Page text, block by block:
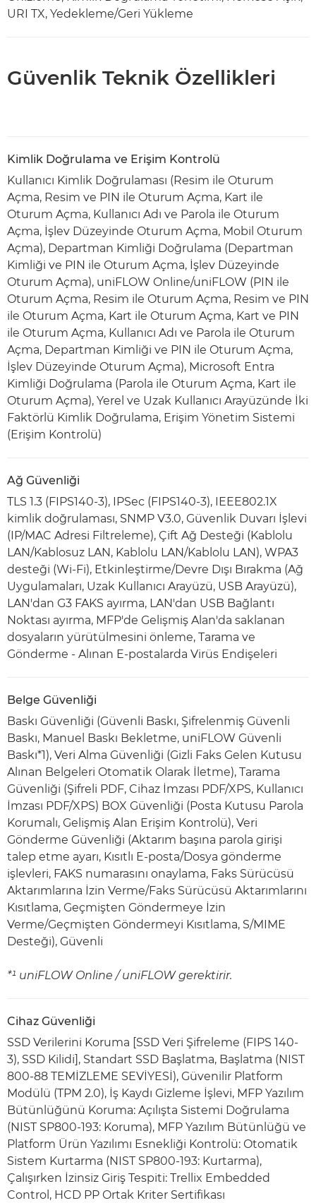
URI TX, Yedekleme/Geri Yükleme
Güvenlik Teknik Özellikleri
Kimlik Doğrulama ve Erişim Kontrolü
Kullanıcı Kimlik Doğrulaması (Resim ile Oturum
Açma, Resim ve PIN ile Oturum Açma, Kart ile
Oturum Açma, Kullanıcı Adı ve Parola ile Oturum
Açma, İşlev Düzeyinde Oturum Açma, Mobil Oturum
Açma), Departman Kimliği Doğrulama (Departman
Kimliği ve PIN ile Oturum Açma, İşlev Düzeyinde
Oturum Açma), uniFLOW Online/uniFLOW (PIN ile
Oturum Açma, Resim ile Oturum Açma, Resim ve PIN
ile Oturum Açma, Kart ile Oturum Açma, Kart ve PIN
ile Oturum Açma, Kullanıcı Adı ve Parola ile Oturum
Açma, Departman Kimliği ve PIN ile Oturum Açma,
İşlev Düzeyinde Oturum Açma), Microsoft Entra
Kimliği Doğrulama (Parola ile Oturum Açma, Kart ile
Oturum Açma), Yerel ve Uzak Kullanıcı Arayüzünde İki
Faktörlü Kimlik Doğrulama, Erişim Yönetim Sistemi
(Erişim Kontrolü)
Ağ Güvenliği
TLS 1.3 (FIPS140-3), IPSec (FIPS140-3), IEEE802.1X
kimlik doğrulaması, SNMP V3.0, Güvenlik Duvarı İşlevi
(IP/MAC Adresi Filtreleme), Çift Ağ Desteği (Kablolu
LAN/Kablosuz LAN, Kablolu LAN/Kablolu LAN), WPA3
desteği (Wi-Fi), Etkinleştirme/Devre Dışı Bırakma (Ağ
Uygulamaları, Uzak Kullanıcı Arayüzü, USB Arayüzü),
LAN'dan G3 FAKS ayırma, LAN'dan USB Bağlantı
Noktası ayırma, MFP'de Gelişmiş Alan'da saklanan
dosyaların yürütülmesini önleme, Tarama ve
Gönderme - Alınan E-postalarda Virüs Endişeleri
Belge Güvenliği
Baskı Güvenliği (Güvenli Baskı, Şifrelenmiş Güvenli
Baskı, Manuel Baskı Bekletme, uniFLOW Güvenli
Baskı*1), Veri Alma Güvenliği (Gizli Faks Gelen Kutusu
Alınan Belgeleri Otomatik Olarak İletme), Tarama
Güvenliği (Şifreli PDF, Cihaz İmzası PDF/XPS, Kullanıcı
İmzası PDF/XPS) BOX Güvenliği (Posta Kutusu Parola
Korumalı, Gelişmiş Alan Erişim Kontrolü), Veri
Gönderme Güvenliği (Aktarım başına parola girişi
talep etme ayarı, Kısıtlı E-posta/Dosya gönderme
işlevleri, FAKS numarasını onaylama, Faks Sürücüsü
Aktarımlarına İzin Verme/Faks Sürücüsü Aktarımlarını
Kısıtlama, Geçmişten Göndermeye İzin
Verme/Geçmişten Göndermeyi Kısıtlama, S/MIME
Desteği), Güvenli
*¹ uniFLOW Online / uniFLOW gerektirir.
Cihaz Güvenliği
SSD Verilerini Koruma [SSD Veri Şifreleme (FIPS 140-
3), SSD Kilidi], Standart SSD Başlatma, Başlatma (NIST
800-88 TEMİZLEME SEVİYESİ), Güvenilir Platform
Modülü (TPM 2.0), İş Kaydı Gizleme İşlevi, MFP Yazılım
Bütünlüğünü Koruma: Açılışta Sistemi Doğrulama
(NIST SP800-193: Koruma), MFP Yazılım Bütünlüğü ve
Platform Ürün Yazılımı Esnekliği Kontrolü: Otomatik
Sistem Kurtarma (NIST SP800-193: Kurtarma),
Çalışırken İzinsiz Giriş Tespiti: Trellix Embedded
Control, HCD PP Ortak Kriter Sertifikası